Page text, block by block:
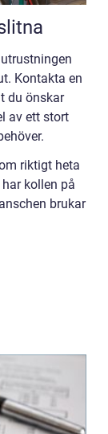
Kontakta en
du önskar
av ett stort
riktigt heta
kollen på
brukar